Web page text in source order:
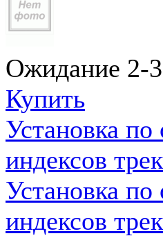
Ожидание 2-
Купить
Установка по
индексов
Установка по
индексов